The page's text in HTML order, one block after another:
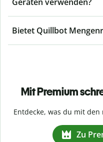
Bietet Quillbot
Mit Premium
Entdecke, was du mit
Zu